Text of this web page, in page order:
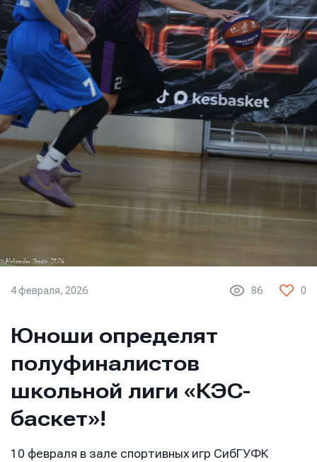
4 февраля, 2026 86 0
Юноши определят
полуфиналистов
школьной лиги «КЭС-
баскет»!
10 февраля в зале спортивных игр СибГУФК